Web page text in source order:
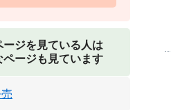
ージを見ている人は
ページも見ています